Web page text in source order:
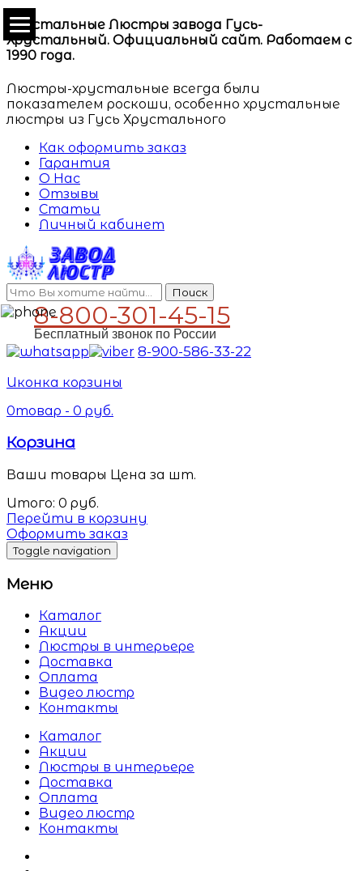
Хрустальные Люстры завода Гусь-
Хрустальный. Официальный сайт. Работаем с
1990 года.
Люстры-хрустальные всегда были
показателем роскоши, особенно хрустальные
люстры из Гусь Хрустального
Как оформить заказ
Гарантия
О Нас
Отзывы
Статьи
Личный кабинет
Поиск
8-800-301-45-15
Бесплатный звонок по России
8-900-586-33-22
Иконка корзины
0товар - 0 руб.
Корзина
Ваши товары Цена за шт.
Итого: 0 руб.
Перейти в корзину
Оформить заказ
Toggle navigation
Меню
Каталог
Акции
Люстры в интерьере
Доставка
Оплата
Видео люстр
Контакты
Каталог
Акции
Люстры в интерьере
Доставка
Оплата
Видео люстр
Контакты